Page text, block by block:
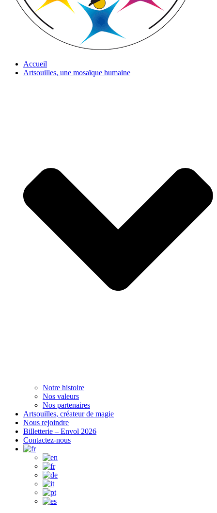
Accueil
Artsouilles, une mosaïque humaine
Notre histoire
Nos valeurs
Nos partenaires
Artsouilles, créateur de magie
Nous rejoindre
Billetterie – Envol 2026
Contactez-nous